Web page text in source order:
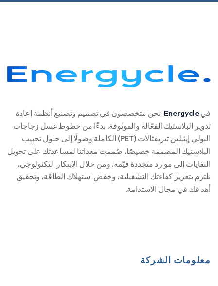
في Energycle, نحن متخصصون في تصميم وتصنيع أنظمة إعادة
تدوير البلاستيك الفعّالة والموثوقة. بدءًا من خطوط غسل زجاجات
البولي إيثيلين تيريفثالات (PET) الكاملة وصولًا إلى حلول تحبيب
البلاستيك المصممة خصيصًا، صُممت معداتنا لمساعدتك على تحويل
النفايات إلى موارد متجددة قيّمة. ومن خلال الابتكار التكنولوجي،
نلتزم بتعزيز كفاءتك التشغيلية، وخفض استهلاك الطاقة، وتحقيق
أهدافك في مجال الاستدامة.
معلومات الشركة